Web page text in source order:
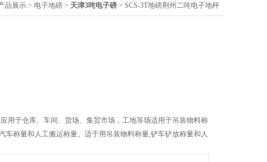
品展示 > 电子地磅 > 天津3吨电子磅 > SCS-3T地磅荆州二吨电子地秤
用于仓库、车间、货场、集贸市场，工地等场适用于吊装物料称
车称量和人工搬运称量。适于用吊装物料称量,铲车铲放称量和人